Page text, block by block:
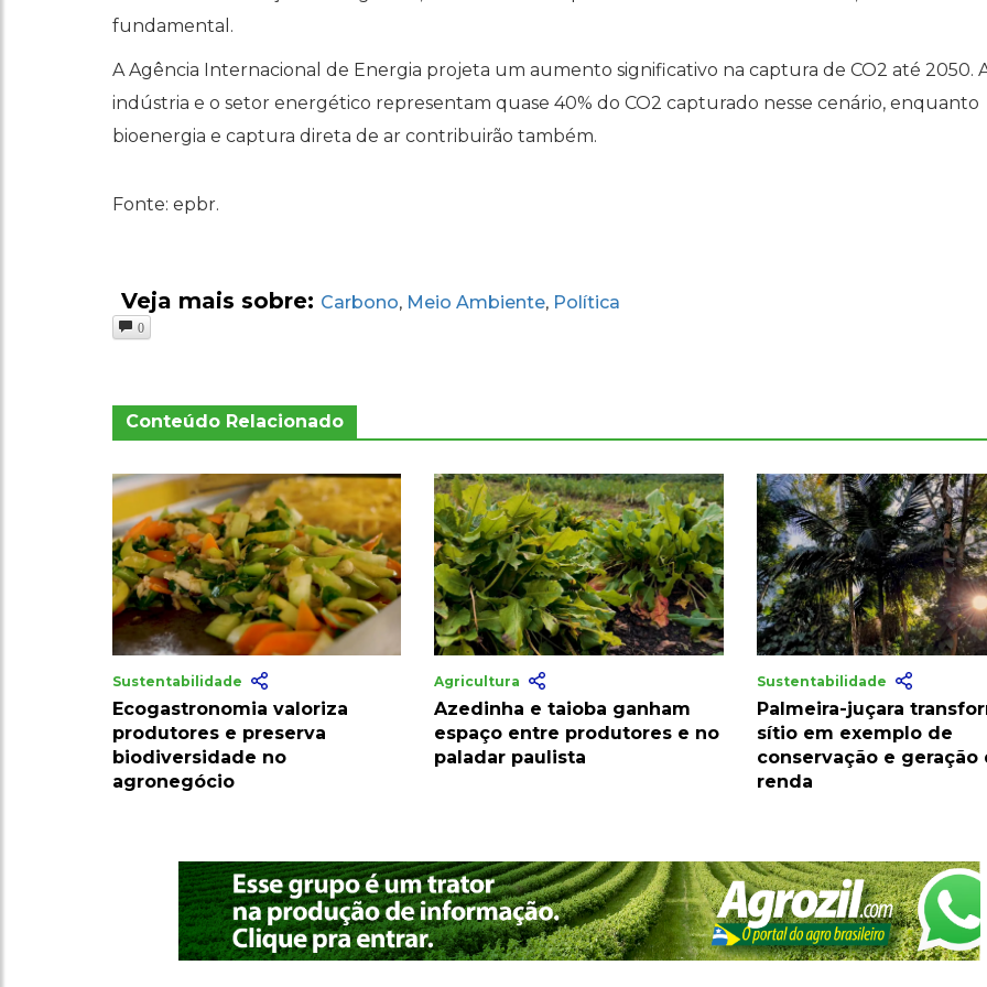
fundamental.
A Agência Internacional de Energia projeta um aumento significativo na captura de CO2 até 2050.
indústria e o setor energético representam quase 40% do CO2 capturado nesse cenário, enquanto
bioenergia e captura direta de ar contribuirão também.
Fonte: epbr.
Veja mais sobre: Carbono, Meio Ambiente, Política
0
Conteúdo Relacionado
Sustentabilidade
Ecogastronomia valoriza
produtores e preserva
biodiversidade no
agronegócio
Agricultura
Azedinha e taioba ganham
espaço entre produtores e no
paladar paulista
Sustentabilidade
Palmeira-juçara
sítio em exemplo de
conservação e geração
renda